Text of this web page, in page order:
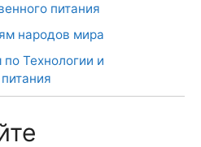
питания
народов мира
Технологии и